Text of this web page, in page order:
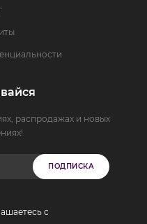
распродажах и новых
ПОДПИСКА
с